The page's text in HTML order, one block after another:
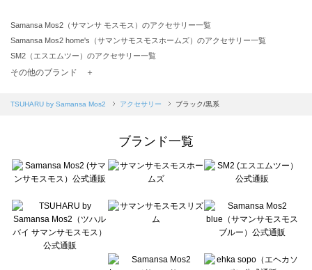
Samansa Mos2（サマンサ モスモス）のアクセサリー一覧
Samansa Mos2 home's（サマンサモスモスホームズ）のアクセサリー一覧
SM2（エスエムツー）のアクセサリー一覧
TSUHARU by Samansa Mos2（ツハルバイサマンサモスモス）のアクセサリー一覧
Samansa Mos2 blue（サマンサモスモス ブルー）のアクセサリー一覧
sō4ū（ソウフォーユー）のアクセサリー一覧
Te chichi（テチチ）のアクセサリー一覧
Te chichi CLASSIC（テチチ クラシック）のアクセサリー一覧
Lugnoncure（ルノンキュール）のアクセサリー一覧
BETTY'S BLUE（べティーズブルー）のアクセサリー一覧
Wpc.（ワールドパーティー）のアクセサリー一覧
その他のブランド ＋
TSUHARU by Samansa Mos2 アクセサリー ブラック/黒系
ブランド一覧